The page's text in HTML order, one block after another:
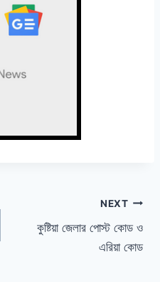
NEXT
কুষ্টিয়া জেলার পোস্ট কোড ও
এরিয়া কোড